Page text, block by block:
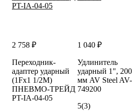
2 758 ₽
Переходник-
адаптер ударный
(1Fх1 1/2M)
ПНЕВМО-ТРЕЙД
PT-IA-04-05
1 040 ₽
Удлинитель
ударный 1", 200
мм AV Steel AV-
749200
5(3)